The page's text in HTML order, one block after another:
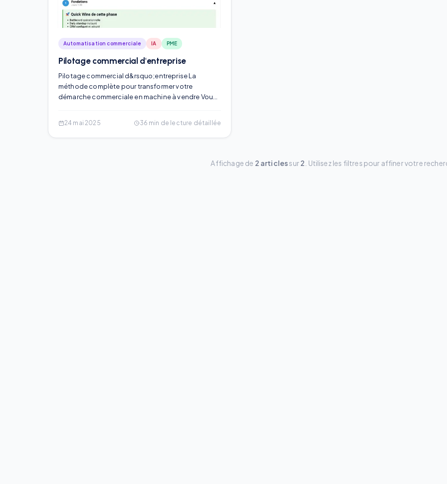
Automatisation commerciale IA PME
Pilotage commercial d'entreprise
Pilotage commercial d&rsquo;entreprise La
méthode complète pour transformer votre
démarche commerciale en machine à vendre Vous
les sens sans vraiment savoir si vos actions portent
leurs fruits ? Si votre r
24 mai 2025 36 min de lecture détaillée
Affichage de 2 articlessur2 Utilisez les filtres pour affiner votre